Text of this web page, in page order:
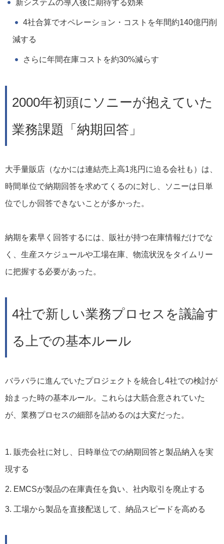
新システムの導入後に期待する効果
4社合算でオペレーション・コストを年間約140億円削
減する
さらに年間在庫コストを約30%減らす
2000年初頭にソニーが抱えていた
業務課題「納期回答」
大手量販店（なかには連結売上高1兆円に迫る会社も）は、
時間単位で納期回答を求めてくるのに対し、ソニーは日単
位でしか回答できないことが多かった。
納期を素早く回答するには、販社が持つ在庫情報だけでな
く、生産スケジュールや工場在庫、物流状況をタイムリー
に把握する必要があった。
4社で新しい業務プロセスを議論す
る上での基本ルール
バラバラに進んでいたプロジェクトを統合し4社での検討が
始まった時の基本ルール。これらは大筋合意されていた
が、業務プロセスの細部を詰めるのは大変だった。
販売会社に対し、日時単位での納期回答と製品納入を実
現する
EMCSが製品の在庫責任を負い、社内取引を廃止する
工場から製品を直接配送して、納品スピードを高める